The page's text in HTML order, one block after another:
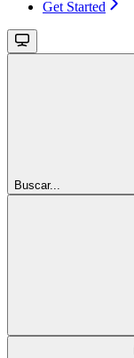
Get Started
Buscar...